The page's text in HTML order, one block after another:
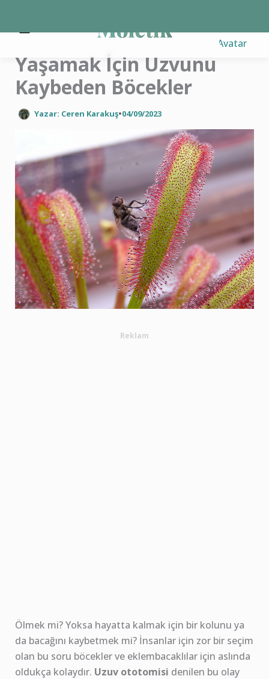
Yaşamak İçin Uzvunu
Kaybeden Böcekler
Yazar: Ceren Karakuş•04/09/2023
Reklam
Ölmek mi? Yoksa hayatta kalmak için bir kolunu ya
da bacağını kaybetmek mi? İnsanlar için zor bir seçim
olan bu soru böcekler ve eklembacaklılar için aslında
oldukça kolaydır. Uzuv ototomisi denilen bu olay